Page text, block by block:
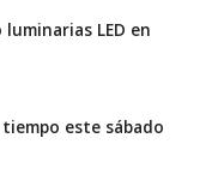
LED en
tiempo este sábado